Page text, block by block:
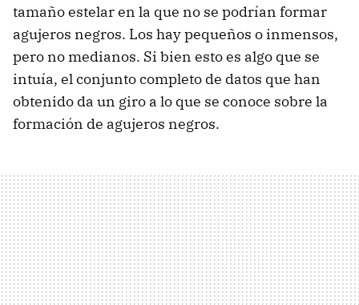
tamaño estelar en la que no se podrían formar
agujeros negros. Los hay pequeños o inmensos,
pero no medianos. Si bien esto es algo que se
intuía, el conjunto completo de datos que han
obtenido da un giro a lo que se conoce sobre la
formación de agujeros negros.